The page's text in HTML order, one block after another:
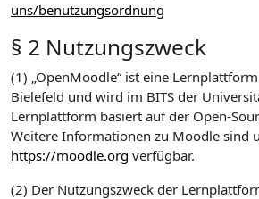
uns/benutzungsordnung
§ 2 Nutzungszweck
(1) „OpenMoodle“ ist eine
Bielefeld und wird im BITS der
Lernplattform basiert auf der Open-
Weitere Informationen zu Moodle sind
https://moodle.org verfügbar.
(2) Der Nutzungszweck der